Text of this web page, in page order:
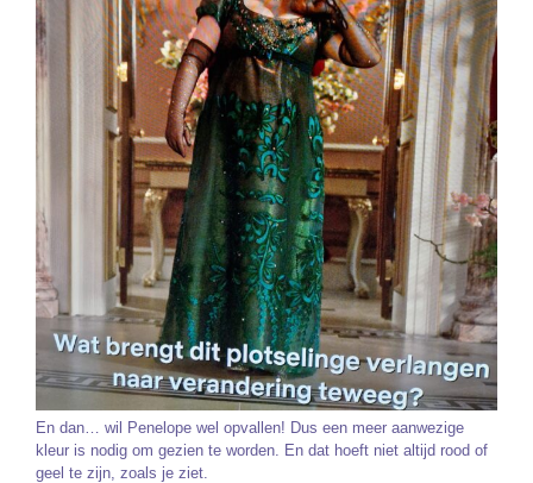
En dan… wil Penelope wel opvallen! Dus een meer aanwezige
kleur is nodig om gezien te worden. En dat hoeft niet altijd rood of
geel te zijn, zoals je ziet.